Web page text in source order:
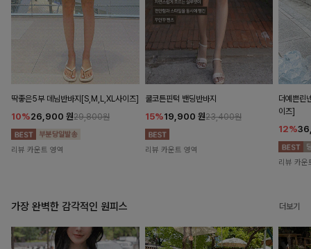
딱좋은5부 데님반바지[S,M,L,XL사이즈]
10%26,900 원29,800원
리뷰 카운트 영역
쿨코튼핀턱 밴딩반바지
15%19,900 원23,400원
리뷰 카운트 영역
더예쁜린
이즈]
12%
리뷰 카운
가장 완벽한 감각적인 원피스 더보기